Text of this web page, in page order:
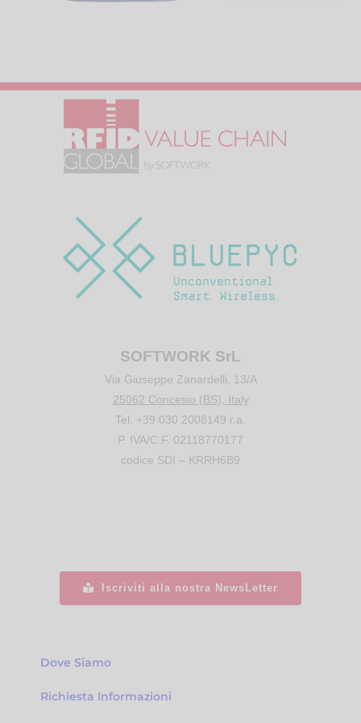
SOFTWORK SrL
Via Giuseppe Zanardelli, 13/A
25062 Concesio (BS), Italy
Tel. +39 030 2008149 r.a.
P. IVA/C.F. 02118770177
codice SDI – KRRH6B9
Iscriviti alla nostra NewsLetter
Dove Siamo
Richiesta Informazioni